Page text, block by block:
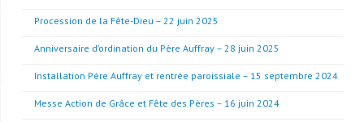
Procession de la Fête-Dieu – 22 juin 2025
Anniversaire d’ordination du Père Auffray – 28 juin 2025
Installation Père Auffray et rentrée paroissiale – 15 septembre 2024
Messe Action de Grâce et Fête des Pères – 16 juin 2024